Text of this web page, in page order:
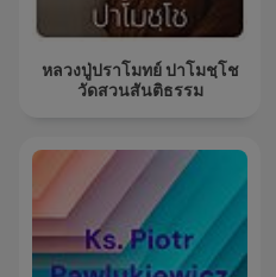
หลวงปู่ปราโมทย์ ปาโมชฺโช
วัดสวนสันติธรรม